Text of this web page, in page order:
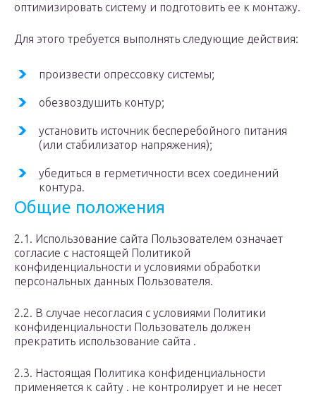
оптимизировать систему и подготовить ее к монтажу.
Для этого требуется выполнять следующие действия:
произвести опрессовку системы;
обезвоздушить контур;
установить источник бесперебойного питания
(или стабилизатор напряжения);
убедиться в герметичности всех соединений
контура.
Общие положения
2.1. Использование сайта Пользователем означает
согласие с настоящей Политикой
конфиденциальности и условиями обработки
персональных данных Пользователя.
2.2. В случае несогласия с условиями Политики
конфиденциальности Пользователь должен
прекратить использование сайта .
2.3. Настоящая Политика конфиденциальности
применяется к сайту . не контролирует и не несет